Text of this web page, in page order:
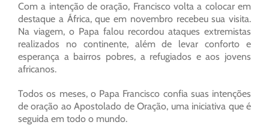
Com a intenção de oração, Francisco volta a colocar em
destaque a África, que em novembro recebeu sua visita.
Na viagem, o Papa falou recordou ataques extremistas
realizados no continente, além de levar conforto e
esperança a bairros pobres, a refugiados e aos jovens
africanos.
Todos os meses, o Papa Francisco confia suas intenções
de oração ao Apostolado de Oração, uma iniciativa que é
seguida em todo o mundo.